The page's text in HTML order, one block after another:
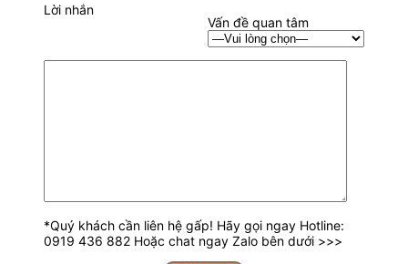
Vấn đề quan tâm
Lời nhắn
*Quý khách cần liên hệ gấp! Hãy gọi ngay Hotline:
0919 436 882 Hoặc chat ngay Zalo bên dưới >>>